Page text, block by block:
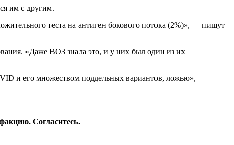
им с другим.
теста на антиген бокового потока (2%)», — пишут
«Даже ВОЗ знала это, и у них был один из их
и его множеством поддельных вариантов, ложью», —
Согласитесь.